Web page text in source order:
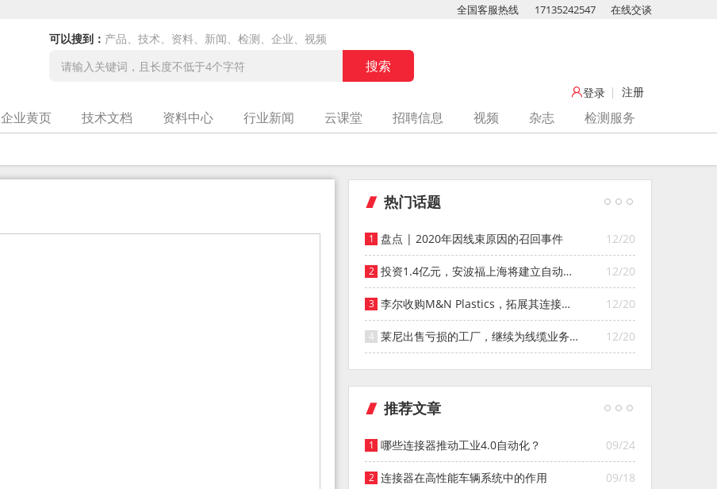
可以搜到： 产品、技术、资料、新闻、检测、企业、视频
全国客服热线 17135242547 在线交谈
登录 注册
企业黄页 技术文档 资料中心 行业新闻 云课堂 招聘信息 视频 杂志
检测服务
热门话题
12/20
盘点 | 2020年因线束原因的召回事件
12/20
投资1.4亿元，安波福上海将建立自动化
智能仓库
12/20
李尔收购M&N Plastics，拓展其连接器
系统业务
12/20
莱尼出售亏损的工厂，继续为线缆业务
寻找投资者
推荐文章
09/24
哪些连接器推动工业4.0自动化？
09/18
连接器在高性能车辆系统中的作用